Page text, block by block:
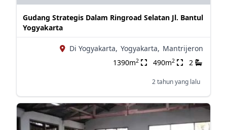
Gudang Strategis Dalam Ringroad Selatan Jl. Bantul
Yogyakarta
Di Yogyakarta, Yogyakarta, Mantrijeron
1390m2 490m2 2
2 tahun yang lalu